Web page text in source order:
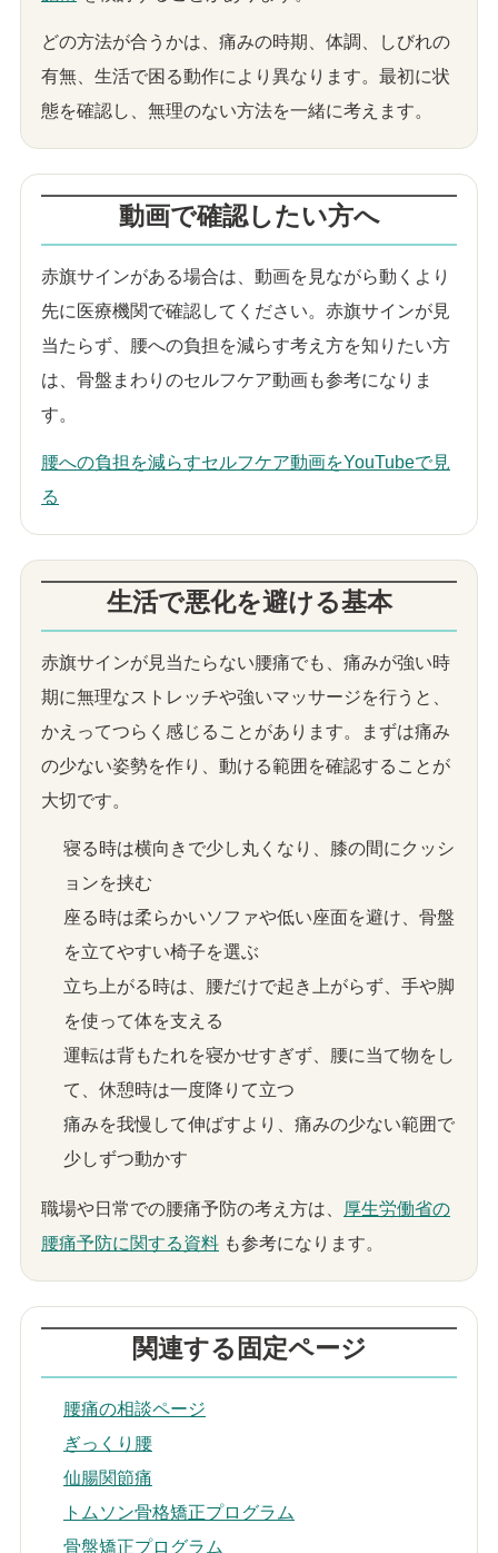
どの方法が合うかは、痛みの時期、体調、しびれの
有無、生活で困る動作により異なります。最初に状
態を確認し、無理のない方法を一緒に考えます。
動画で確認したい方へ
赤旗サインがある場合は、動画を見ながら動くより
先に医療機関で確認してください。赤旗サインが見
当たらず、腰への負担を減らす考え方を知りたい方
は、骨盤まわりのセルフケア動画も参考になりま
す。
腰への負担を減らすセルフケア動画をYouTubeで見
る
生活で悪化を避ける基本
赤旗サインが見当たらない腰痛でも、痛みが強い時
期に無理なストレッチや強いマッサージを行うと、
かえってつらく感じることがあります。まずは痛み
の少ない姿勢を作り、動ける範囲を確認することが
大切です。
寝る時は横向きで少し丸くなり、膝の間にクッシ
ョンを挟む
座る時は柔らかいソファや低い座面を避け、骨盤
を立てやすい椅子を選ぶ
立ち上がる時は、腰だけで起き上がらず、手や脚
を使って体を支える
運転は背もたれを寝かせすぎず、腰に当て物をし
て、休憩時は一度降りて立つ
痛みを我慢して伸ばすより、痛みの少ない範囲で
少しずつ動かす
職場や日常での腰痛予防の考え方は、
厚生労働省の
腰痛予防に関する資料 も参考になります。
関連する固定ページ
腰痛の相談ページ
ぎっくり腰
仙腸関節痛
トムソン骨格矯正プログラム
骨盤矯正プログラム